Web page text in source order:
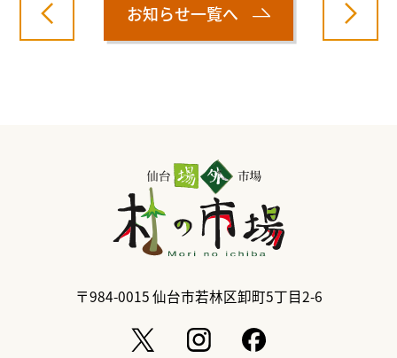
お知らせ一覧へ
〒984-0015仙台市若林区卸町5丁目2-6